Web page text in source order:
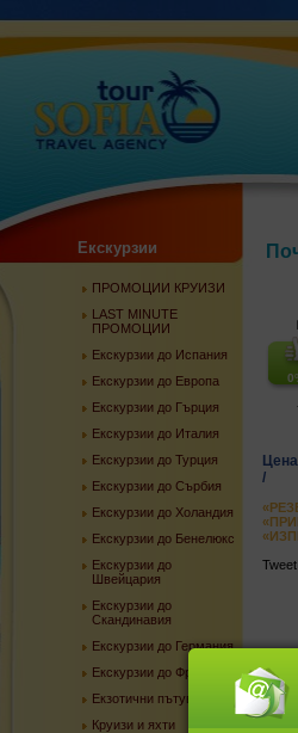
Екскурзии
ПРОМОЦИИ КРУИЗИ
LAST MINUTE
ПРОМОЦИИ
Екскурзии до Испания
Екскурзии до Европа
Екскурзии до Гърция
Екскурзии до Италия
Екскурзии до Турция
Екскурзии до Сърбия
Екскурзии до Холандия
Екскурзии до Бенелюкс
Екскурзии до
Швейцария
Екскурзии до
Скандинавия
Екскурзии до Германия
Екскурзии до Франция
Екзотични пътувания
Круизи и яхти
0
/
Tweet
N:
И